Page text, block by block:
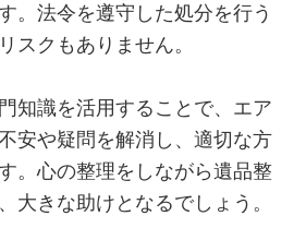
。法令を遵守した処分を行う
スクもありません。
知識を活用することで、エア
安や疑問を解消し、適切な方
。心の整理をしながら遺品整
大きな助けとなるでしょう。